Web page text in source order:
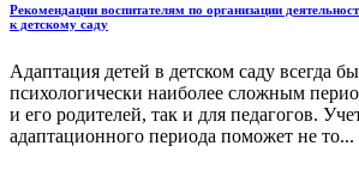
Рекомендации воспитателям по организации
к детскому саду
Адаптация детей в детском саду всегда
психологически наиболее сложным
и его родителей, так и для педагогов.
адаптационного периода поможет не то...